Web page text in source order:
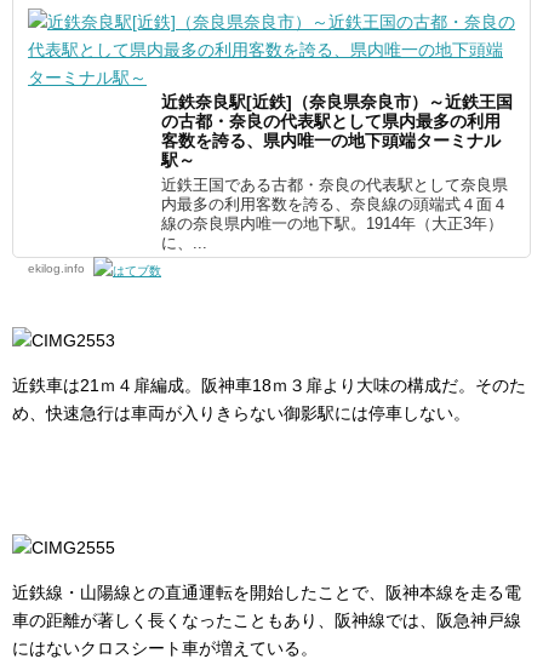
近鉄奈良駅[近鉄]（奈良県奈良市）～近鉄王国
の古都・奈良の代表駅として県内最多の利用
客数を誇る、県内唯一の地下頭端ターミナル
駅～
近鉄王国である古都・奈良の代表駅として奈良県
内最多の利用客数を誇る、奈良線の頭端式４面４
線の奈良県内唯一の地下駅。1914年（大正3年）
に、...
ekilog.info
近鉄車は21ｍ４扉編成。阪神車18ｍ３扉より大味の構成だ。そのた
め、快速急行は車両が入りきらない御影駅には停車しない。
近鉄線・山陽線との直通運転を開始したことで、阪神本線を走る電
車の距離が著しく長くなったこともあり、阪神線では、阪急神戸線
にはないクロスシート車が増えている。